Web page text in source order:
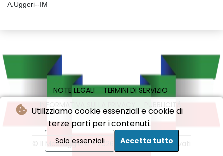
Utilizziamo cookie essenziali e cookie di
terze parti per i contenuti.
Solo essenziali Accetta tutto
A.Uggeri--IM
NOTE LEGALI
TERMINI DI SERVIZIO
INFORMATIVA SULLA PRIVACY
PUBBLICITÀ
© Il Messaggiere - 2026 - Tutti i diritti riservati